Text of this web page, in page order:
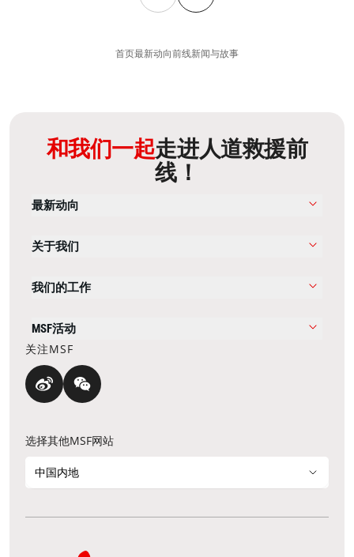
首页最新动向前线新闻与故事
和我们一起走进人道救援前
线！
最新动向
关于我们
我们的工作
MSF活动
关注MSF
选择其他MSF网站
中国内地